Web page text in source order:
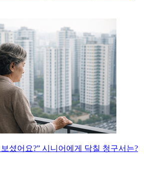
셨어요?” 시니어에게 닥칠 청구서는?